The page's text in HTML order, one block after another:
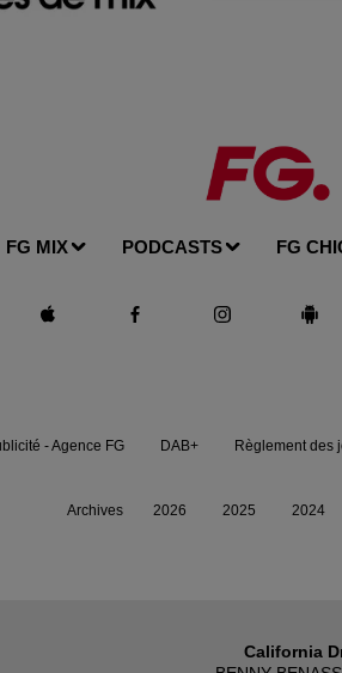
FG MIX PODCASTS FG
California
- Agence FG DAB+ Règlement des
Archives 2026 2025 2024